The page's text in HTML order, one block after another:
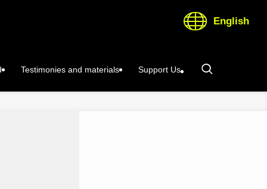
Testimonies and materials Support Us
English